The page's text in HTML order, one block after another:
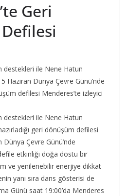
Geri
destekleri ile Nene Hatun
Haziran Dünya Çevre Günü’nde
defilesi Menderes’te izleyici
destekleri ile Nene Hatun
geri dönüşüm defilesi
Çevre Günü’nde
etkinliği doğa dostu bir
ve yenilenebilir enerjiye dikkat
yanı sıra dans gösterisi de
Günü saat 19:00’da Menderes